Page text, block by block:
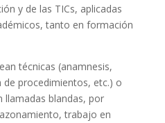
y de las TICs, aplicadas
tanto en formación
técnicas (anamnesis,
de procedimientos, etc.) o
llamadas blandas, por
trabajo en